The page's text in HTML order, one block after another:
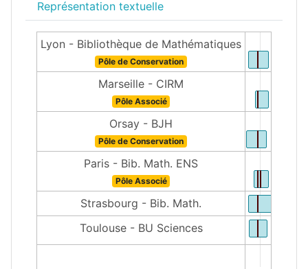
Représentation textuelle
Lyon - Bibliothèque de Mathématiques
Pôle de Conservation
Marseille - CIRM
Pôle Associé
Orsay - BJH
Pôle de Conservation
Paris - Bib. Math. ENS
Pôle Associé
Strasbourg - Bib. Math.
Toulouse - BU Sciences